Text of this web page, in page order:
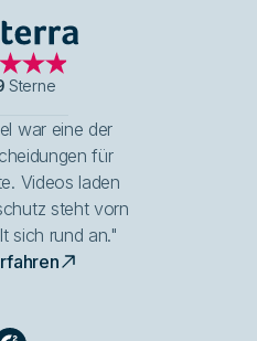
Capterra
Sterne
war eine der
für
Videos laden
steht vorn
sich rund an."